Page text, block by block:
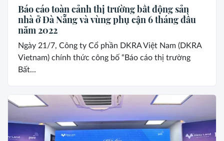
Báo cáo toàn cảnh thị trường bất động sản
nhà ở Đà Nẵng và vùng phụ cận 6 tháng đầu
năm 2022
Ngày 21/7, Công ty Cổ phần DKRA Việt Nam (DKRA
Vietnam) chính thức công bố “Báo cáo thị trường
Bất...